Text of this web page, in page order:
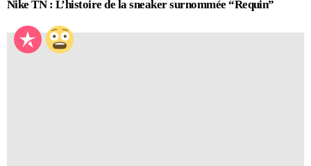
Nike TN : L’histoire de la sneaker surnommée “Requin”